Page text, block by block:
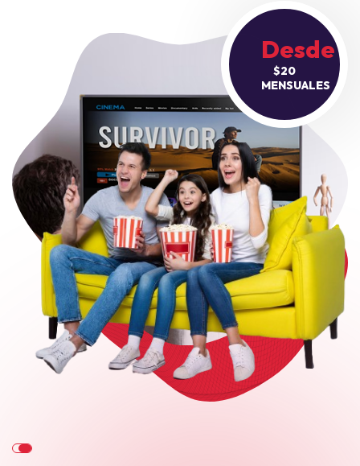
Desde
$20
MENSUALES